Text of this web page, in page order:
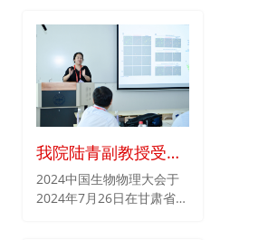
仪式隆重举行
期举行。长三角遗传咨询诊
疗网络发起人贺林院士、上
海交通大学奚立峰常务副校
长、瑞金医院瞿介明党委书
记、宁光院长（院士）、医
院罕见病中心主任张文教
授、内分泌科苏颋为教授、
呼吸与危重症医学科丁永杰
教授、风湿免疫科胡琼依教
授、检验科戴菁教授、肾内
我院陆青副教授受邀
出席2024生物物理大
会
2024中国生物物理大会于
2024年7月26日在甘肃省兰